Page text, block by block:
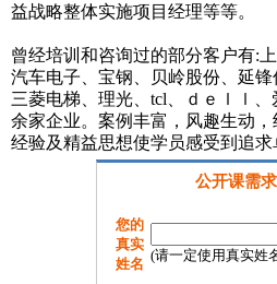
益战略整体实施项目经理等等。
曾经培训和咨询过的部分客户有:
汽车电子、宝钢、贝岭股份、延锋
三菱电梯、理光、tcl、ｄｅｌｌ
余家企业。案例丰富，风趣生动
经验及精益思想使学员感受到追求
公开课需
您的
真实
姓名
(请一定使用真实姓